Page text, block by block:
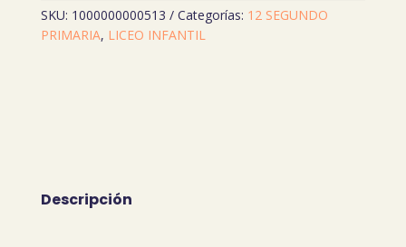
(CONECTATE)
cantidad
SKU: 1000000000513 Categorías: 12 SEGUNDO
PRIMARIA, LICEO INFANTIL
Descripción